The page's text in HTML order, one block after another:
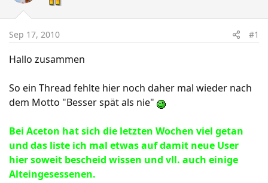
r
e
Sep 17, 2010 #1
Hallo zusammen
So ein Thread fehlte hier noch daher mal wieder nach
dem Motto "Besser spät als nie"
Bei Aceton hat sich die letzten Wochen viel getan
und das liste ich mal etwas auf damit neue User
hier soweit bescheid wissen und vll. auch einige
Alteingesessenen.